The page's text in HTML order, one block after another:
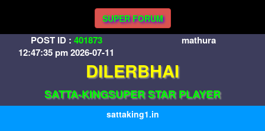
SUPER FORUM
POST ID : 401873
12:47:35 pm 2026-07-11
mathura
DILERBHAI
SATTA-KINGSUPER STAR PLAYER
sattaking1.in